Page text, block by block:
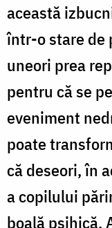
această
într-o stare de
uneori prea
pentru că se
eveniment
poate
că deseori, în
a copilului
boală psihică.